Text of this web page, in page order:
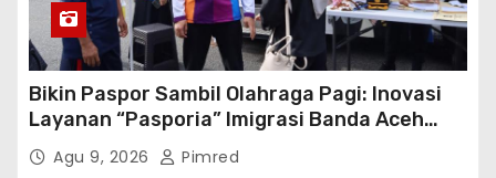
Bikin Paspor Sambil Olahraga Pagi: Inovasi
Layanan “Pasporia” Imigrasi Banda Aceh
Buat CFD Makin Ceria
Agu 9, 2026 Pimred